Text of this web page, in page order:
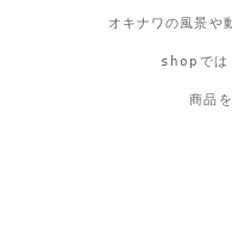
オキナワの風景や
shopでは
商品